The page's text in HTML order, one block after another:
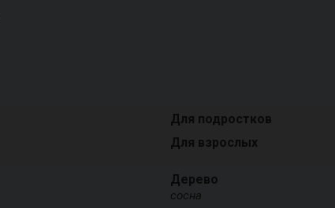
Для подростков
Для взрослых
Дерево
сосна